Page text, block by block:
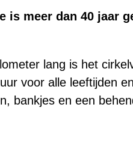
is meer dan 40 jaar
lang is het
voor alle leeftijden
bankjes en een